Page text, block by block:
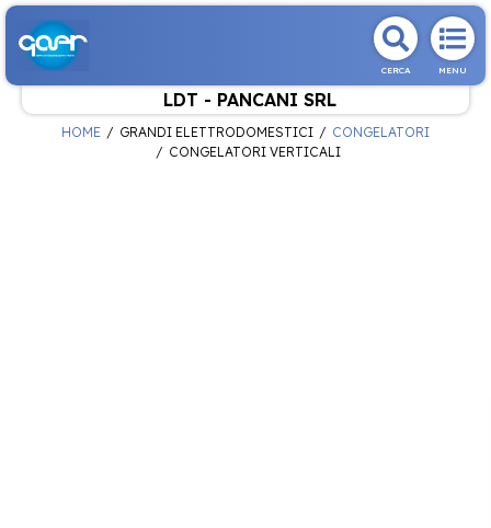
CERCA MENU
LDT - PANCANI SRL
HOME GRANDI ELETTRODOMESTICI
CONGELATORI
CONGELATORI VERTICALI